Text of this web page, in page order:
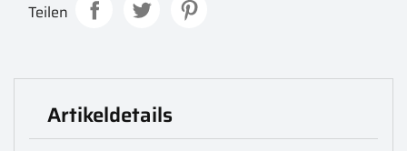
Teilen
Artikeldetails